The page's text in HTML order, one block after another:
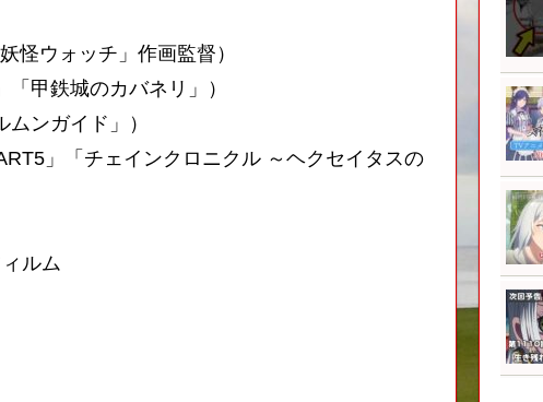
怪ウォッチ」作画監督）
甲鉄城のカバネリ」）
ンガイド」）
」「チェインクロニクル ～ヘクセイタスの
ルム